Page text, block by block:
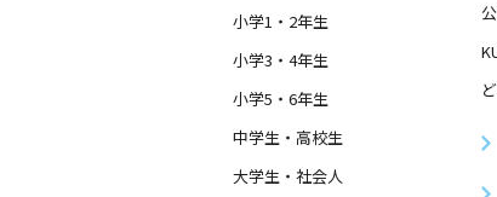
小学1・2年生
小学3・4年生
小学5・6年生
中学生・高校生
大学生・社会人